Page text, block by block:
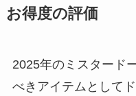
お得度の評価
2025年のミスタード
べきアイテムとして